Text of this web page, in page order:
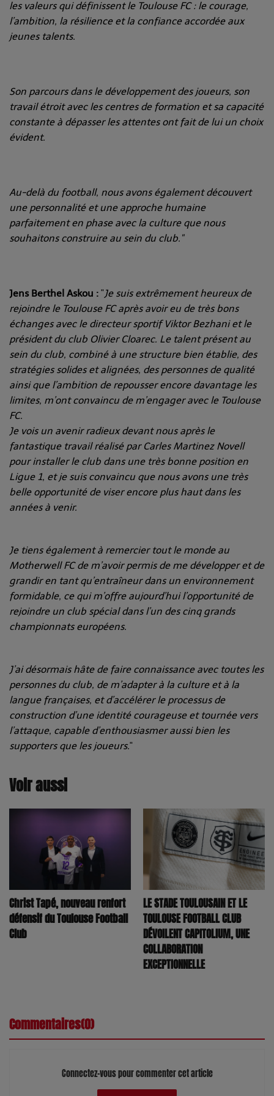
les valeurs qui définissent le Toulouse FC : le courage,
l’ambition, la résilience et la confiance accordée aux
jeunes talents.
Son parcours dans le développement des joueurs, son
travail étroit avec les centres de formation et sa capacité
constante à dépasser les attentes ont fait de lui un choix
évident.
Au-delà du football, nous avons également découvert
une personnalité et une approche humaine
parfaitement en phase avec la culture que nous
souhaitons construire au sein du club."
Jens Berthel Askou : "Je suis extrêmement heureux de
rejoindre le Toulouse FC après avoir eu de très bons
échanges avec le directeur sportif Viktor Bezhani et le
président du club Olivier Cloarec. Le talent présent au
sein du club, combiné à une structure bien établie, des
stratégies solides et alignées, des personnes de qualité
ainsi que l’ambition de repousser encore davantage les
limites, m’ont convaincu de m’engager avec le Toulouse
FC.
Je vois un avenir radieux devant nous après le
fantastique travail réalisé par Carles Martinez Novell
pour installer le club dans une très bonne position en
Ligue 1, et je suis convaincu que nous avons une très
belle opportunité de viser encore plus haut dans les
années à venir.
Je tiens également à remercier tout le monde au
Motherwell FC de m’avoir permis de me développer et de
grandir en tant qu’entraîneur dans un environnement
formidable, ce qui m’offre aujourd’hui l’opportunité de
rejoindre un club spécial dans l’un des cinq grands
championnats européens.
J’ai désormais hâte de faire connaissance avec toutes les
personnes du club, de m’adapter à la culture et à la
langue françaises, et d’accélérer le processus de
construction d’une identité courageuse et tournée vers
l’attaque, capable d’enthousiasmer aussi bien les
supporters que les joueurs."
Voir aussi
Christ Tapé, nouveau renfort
défensif du Toulouse Football
Club
LE STADE TOULOUSAIN ET LE
TOULOUSE FOOTBALL CLUB
DÉVOILENT CAPITOLIUM, UNE
COLLABORATION
EXCEPTIONNELLE
Commentaires(0)
Connectez-vous pour commenter cet article